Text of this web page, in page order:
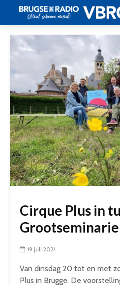
Cirque Plus in
Grootseminarie
19 juli 2021
Van dinsdag 20 tot en met
Plus in Brugge. De